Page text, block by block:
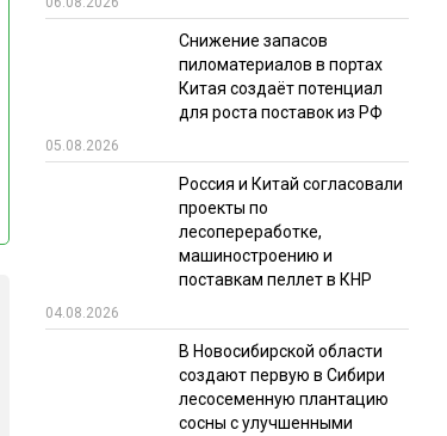
ИТОГИ МЕРОПРИЯТИЙ
Снижение запасов
пиломатериалов в портах
Китая создаёт потенциал
для роста поставок из РФ
05.08.2026
Россия и Китай согласовали
проекты по
лесопереработке,
машиностроению и
поставкам пеллет в КНР
04.08.2026
В Новосибирской области
создают первую в Сибири
лесосеменную плантацию
сосны с улучшенными